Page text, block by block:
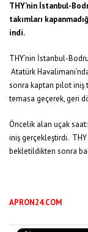
THY’nin İstanbul-
takımları
indi.
THY’nin İstanbul-
Atatürk
sonra kaptan pilot iniş
temasa geçerek, geri
Öncelik alan uçak
iniş gerçekleştirdi.
bekletildikten sonra
APRON24.COM